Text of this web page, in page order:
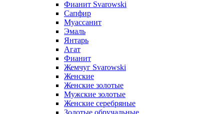
Фианит Svarowski
Сапфир
Муассанит
Эмаль
Янтарь
Агат
Фианит
Жемчуг Svarowski
Женские
Женские золотые
Мужские золотые
Женские серебряные
Золотые обручальные